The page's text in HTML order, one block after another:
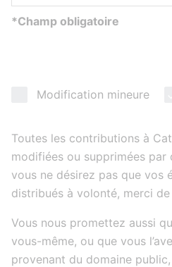
*Champ obligatoire
Modification mineure
Toutes les contributions à
modifiées ou supprimées par
vous ne désirez pas que vos
distribués à volonté, merci
Vous nous promettez aussi
vous-même, ou que vous
provenant du domaine